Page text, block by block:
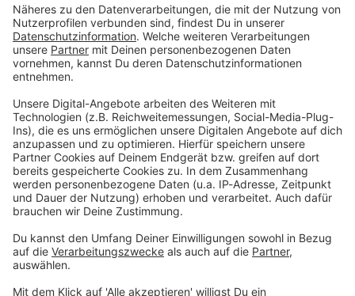
Du möchtest uns etwas sagen?
Kontaktformular
Sprachnachricht
DAS KÖNNTE DICH AUCH INTERESSIEREN
Familie & Kinder